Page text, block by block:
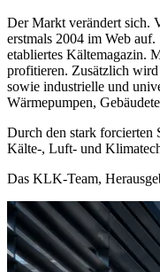
Der Markt verändert sich.
erstmals 2004 im Web
etabliertes Kältemagazin.
profitieren. Zusätzlich
sowie industrielle und
Wärmepumpen,
Durch den stark forcierten
Kälte-, Luft- und
Das KLK-Team,